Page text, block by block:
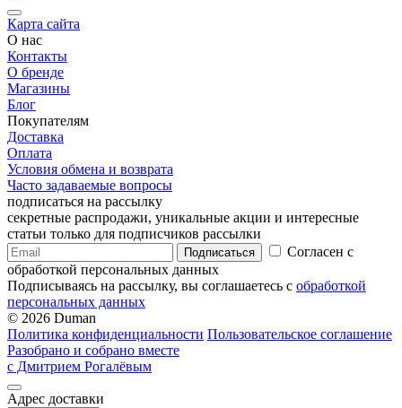
Карта сайта
О нас
Контакты
О бренде
Магазины
Блог
Покупателям
Доставка
Оплата
Условия обмена и возврата
Часто задаваемые вопросы
подписаться на рассылку
секретные распродажи, уникальные акции и интересные
статьи только для подписчиков рассылки
Подписаться
Согласен с
обработкой персональных данных
Подписываясь на рассылку, вы соглашаетесь с обработкой
персональных данных
© 2026 Duman
Политика конфиденциальности Пользовательское соглашение
Разобрано и собрано вместе
с Дмитрием Рогалёвым
Адрес доставки